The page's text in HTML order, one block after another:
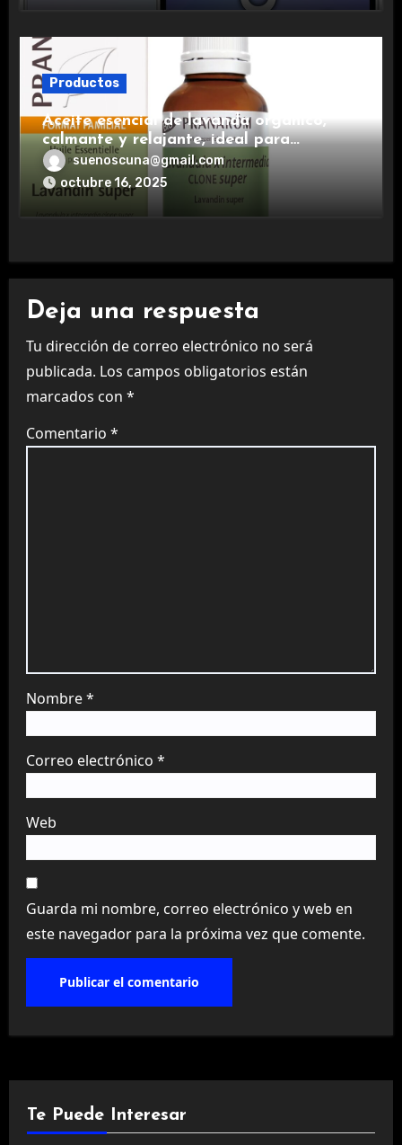
Productos
Aceite esencial de lavanda orgánico,
calmante y relajante, ideal para
aromaterapia.
suenoscuna@gmail.com
octubre 16, 2025
Deja una respuesta
Tu dirección de correo electrónico no será
publicada. Los campos obligatorios están
marcados con *
Comentario *
Nombre*
Correo electrónico *
Web
Guarda mi nombre, correo electrónico y web en
este navegador para la próxima vez que comente.
Te Puede Interesar